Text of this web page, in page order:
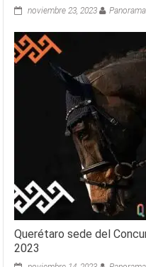
noviembre 23, 2023
Querétaro sede del
2023